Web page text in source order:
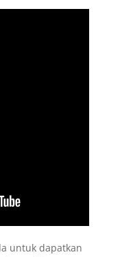
untuk dapatkan